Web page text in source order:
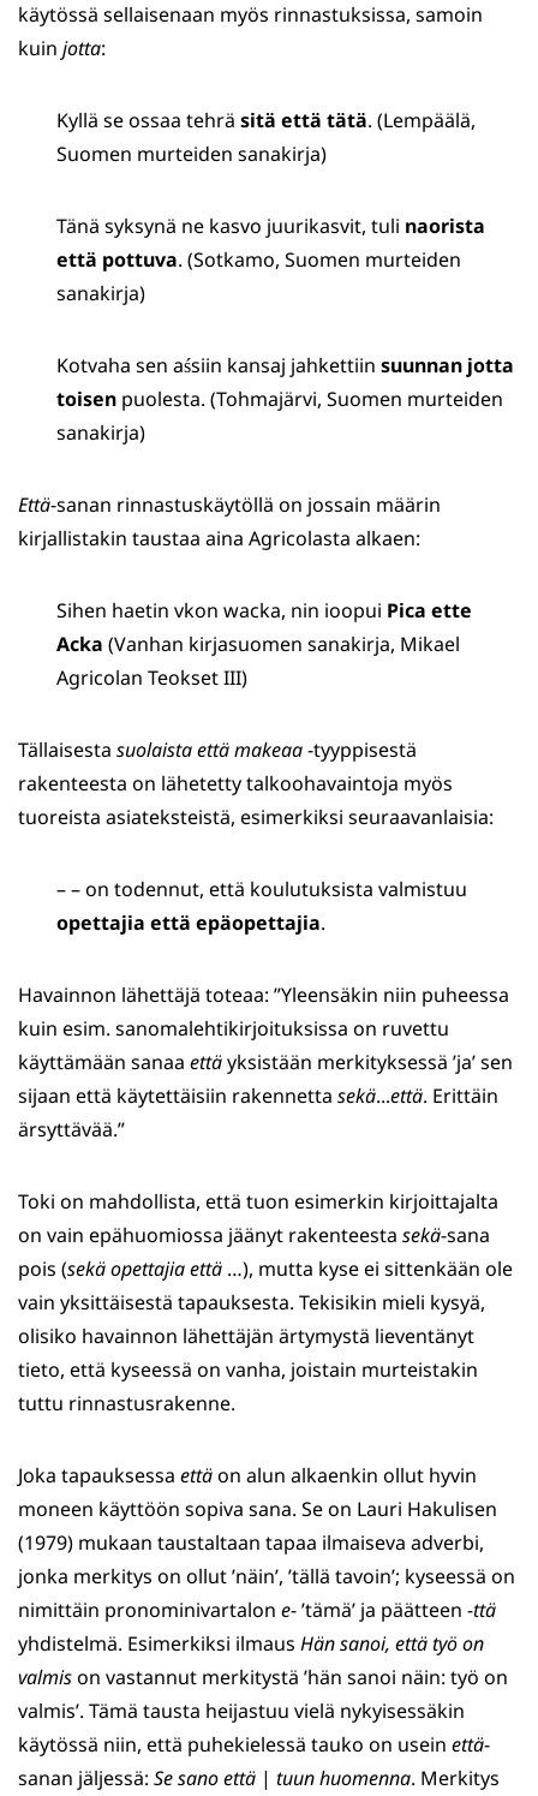
käytössä sellaisenaan myös rinnastuksissa, samoin
kuin jotta:
Kyllä se ossaa tehrä sitä että tätä. (Lempäälä,
Suomen murteiden sanakirja)
Tänä syksynä ne kasvo juurikasvit, tuli naorista
että pottuva. (Sotkamo, Suomen murteiden
sanakirja)
Kotvaha sen aśsiin kansaj jahkettiin suunnan jotta
toisen puolesta. (Tohmajärvi, Suomen murteiden
sanakirja)
Että-sanan rinnastuskäytöllä on jossain määrin
kirjallistakin taustaa aina Agricolasta alkaen:
Sihen haetin vkon wacka, nin ioopui Pica ette
Acka (Vanhan kirjasuomen sanakirja, Mikael
Agricolan Teokset III)
Tällaisesta suolaista että makeaa-tyyppisestä
rakenteesta on lähetetty talkoohavaintoja myös
tuoreista asiateksteistä, esimerkiksi seuraavanlaisia:
– – on todennut, että koulutuksista valmistuu
opettajia että epäopettajia.
Havainnon lähettäjä toteaa: ”Yleensäkin niin puheessa
kuin esim. sanomalehtikirjoituksissa on ruvettu
käyttämään sanaa ettäyksistään merkityksessä ’ja’ sen
sijaan että käytettäisiin rakennetta sekä...että. Erittäin
ärsyttävää.”
Toki on mahdollista, että tuon esimerkin kirjoittajalta
on vain epähuomiossa jäänyt rakenteesta sekä-sana
pois (sekä opettajia että …), mutta kyse ei sittenkään ole
vain yksittäisestä tapauksesta. Tekisikin mieli kysyä,
olisiko havainnon lähettäjän ärtymystä lieventänyt
tieto, että kyseessä on vanha, joistain murteistakin
tuttu rinnastusrakenne.
Joka tapauksessa ettäon alun alkaenkin ollut hyvin
moneen käyttöön sopiva sana. Se on Lauri Hakulisen
(1979) mukaan taustaltaan tapaa ilmaiseva adverbi,
jonka merkitys on ollut ’näin’, ’tällä tavoin’; kyseessä on
nimittäin pronominivartalon e- ’tämä’ ja päätteen -ttä
yhdistelmä. Esimerkiksi ilmaus Hän sanoi, että työ on
valmison vastannut merkitystä ’hän sanoi näin: työ on
valmis’. Tämä tausta heijastuu vielä nykyisessäkin
käytössä niin, että puhekielessä tauko on usein että-
sanan jäljessä: Se sano että | tuun huomenna. Merkitys